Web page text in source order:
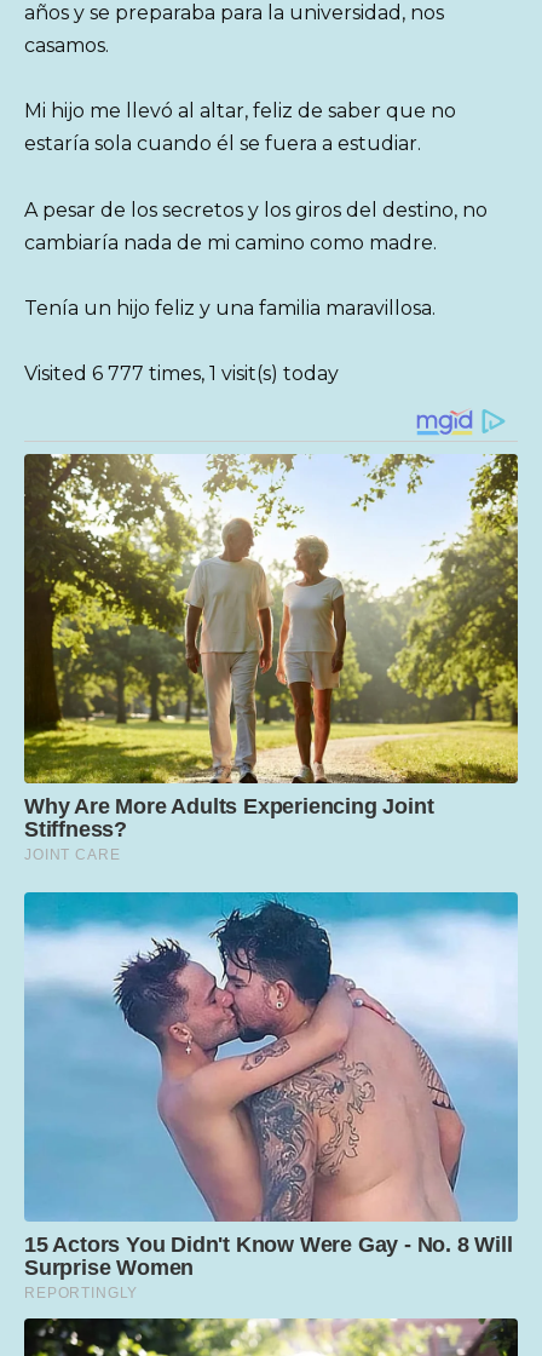
años y se preparaba para la universidad, nos
casamos.
Mi hijo me llevó al altar, feliz de saber que no
estaría sola cuando él se fuera a estudiar.
A pesar de los secretos y los giros del destino, no
cambiaría nada de mi camino como madre.
Tenía un hijo feliz y una familia maravillosa.
Visited 6 777 times, 1 visit(s) today